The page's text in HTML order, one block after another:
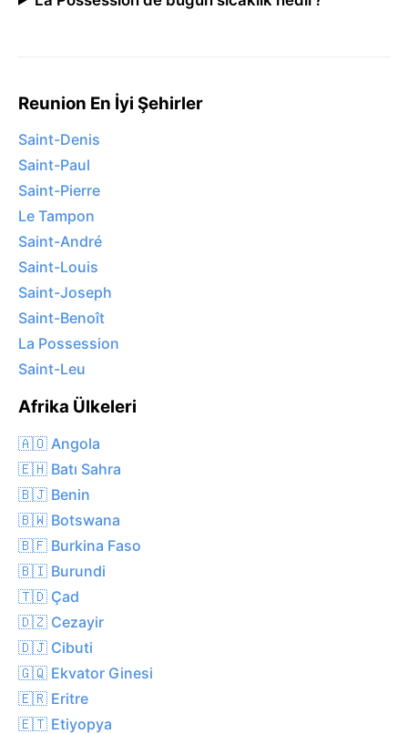
Reunion En İyi Şehirler
Saint-Denis
Saint-Paul
Saint-Pierre
Le Tampon
Saint-André
Saint-Louis
Saint-Joseph
Saint-Benoît
La Possession
Saint-Leu
Afrika Ülkeleri
🇦🇴 Angola
🇪🇭 Batı Sahra
🇧🇯 Benin
🇧🇼 Botswana
🇧🇫 Burkina Faso
🇧🇮 Burundi
🇹🇩 Çad
🇩🇿 Cezayir
🇩🇯 Cibuti
🇬🇶 Ekvator Ginesi
🇪🇷 Eritre
🇪🇹 Etiyopya